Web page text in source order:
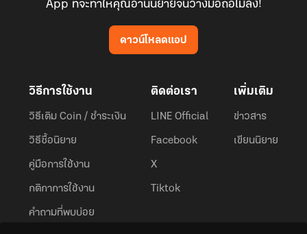
App ที่จะทำให้คุณอ่านนิยายจนวางมือถือไม่ลง!
ดาวน์โหลดแอป
วิธีการใช้งาน
วิธีเติม Coin / ชำระเงิน
วิธีซื้อนิยาย
คู่มือการใช้งาน
กติกาการใช้งาน
คำถามที่พบบ่อย
ติดต่อเรา
LINE Official
Facebook
X
Tiktok
เพิ่มเติม
ข่าวสาร
เขียนนิยาย